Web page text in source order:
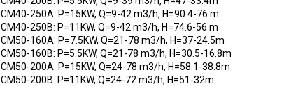
CM40-250A: P=15KW, Q=9-42 m3/h, H=90.4-76 m
CM40-250B: P=11KW, Q=9-42 m3/h, H=74.6-56 m
CM50-160A: P=7.5KW, Q=21-78 m3/h, H=37-24.5m
CM50-160B: P=5.5KW, Q=21-78 m3/h, H=30.5-16.8m
CM50-200A: P=15KW, Q=24-78 m3/h, H=58.1-38.8m
CM50-200B: P=11KW, Q=24-72 m3/h, H=51-32m